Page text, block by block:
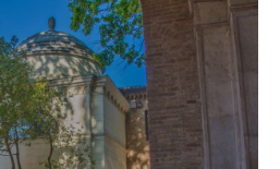
nel 1780, il tempietto
Alighieri. L'esterno è in stile
sopra il sarcofago è